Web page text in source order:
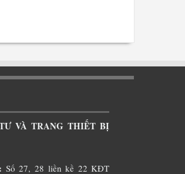
VÀ TRANG THIẾT BỊ
Số 27, 28 liền kề 22 KĐT